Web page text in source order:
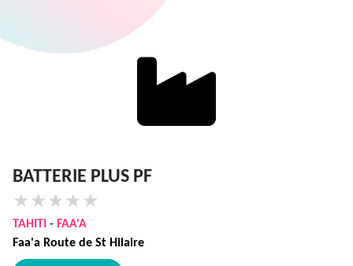
BATTERIE PLUS PF
★ ★ ★ ★ ★
TAHITI - FAA'A
Faa'a Route de St Hilaire